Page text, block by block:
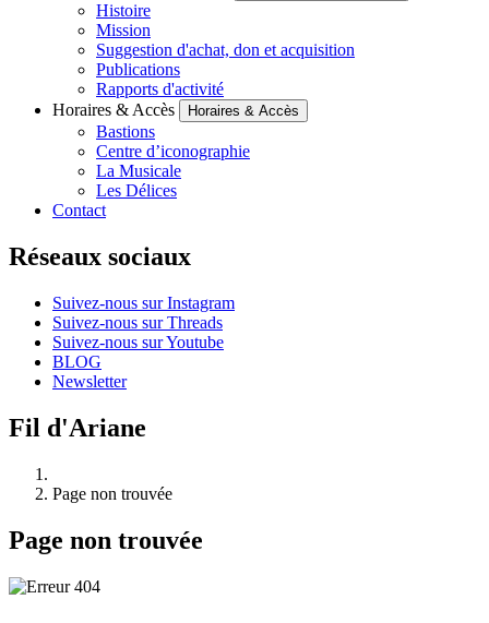
Histoire
Mission
Suggestion d'achat, don et acquisition
Publications
Rapports d'activité
Horaires & Accès
Horaires & Accès
Bastions
Centre d’iconographie
La Musicale
Les Délices
Contact
Réseaux sociaux
Suivez-nous sur Instagram
Suivez-nous sur Threads
Suivez-nous sur Youtube
BLOG
Newsletter
Fil d'Ariane
Page non trouvée
Page non trouvée